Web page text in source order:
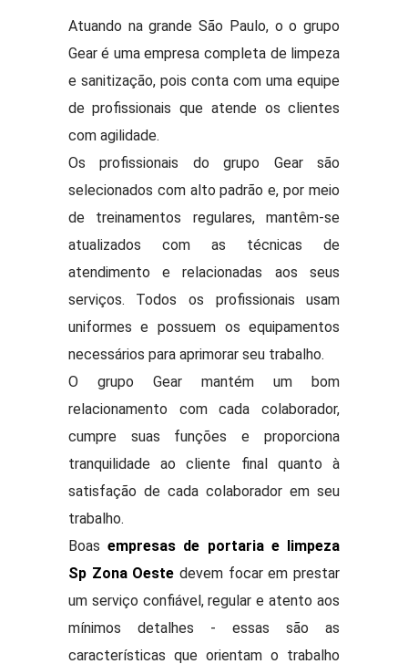
Atuando na grande São Paulo, o o grupo
Gear é uma empresa completa de limpeza
e sanitização, pois conta com uma equipe
de profissionais que atende os clientes
com agilidade.
Os profissionais do grupo Gear são
selecionados com alto padrão e, por meio
de treinamentos regulares, mantêm-se
atualizados com as técnicas de
atendimento e relacionadas aos seus
serviços. Todos os profissionais usam
uniformes e possuem os equipamentos
necessários para aprimorar seu trabalho.
O grupo Gear mantém um bom
relacionamento com cada colaborador,
cumpre suas funções e proporciona
tranquilidade ao cliente final quanto à
satisfação de cada colaborador em seu
trabalho.
Boasempresas de portaria e limpeza
Sp Zona Oeste devem focar em prestar
um serviço confiável, regular e atento aos
mínimos detalhes - essas são as
características que orientam o trabalho